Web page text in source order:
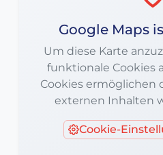
Google Maps
Um diese Karte
funktionale Cookies
Cookies ermöglichen
externen Inhalten
Cookie-